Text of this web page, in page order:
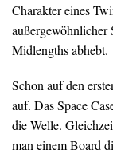
Charakter eines
außergewöhnlicher
Midlengths abhebt.
Schon auf den
auf. Das Space
die Welle.
man einem Board